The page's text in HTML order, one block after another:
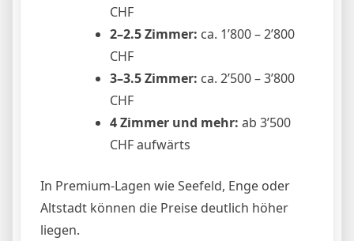
CHF
2–2.5 Zimmer: ca. 1’800 – 2’800
CHF
3–3.5 Zimmer: ca. 2’500 – 3’800
CHF
4 Zimmer und mehr: ab 3’500
CHF aufwärts
In Premium-Lagen wie Seefeld, Enge oder
Altstadt können die Preise deutlich höher
liegen.